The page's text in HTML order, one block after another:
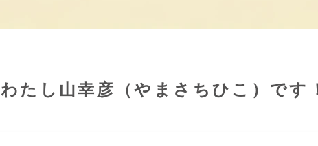
わたし山幸彦（やまさちひこ）です